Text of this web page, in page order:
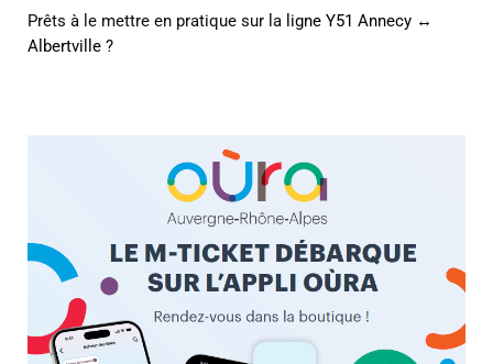
Prêts à le mettre en pratique sur la ligne Y51 Annecy ↔
Albertville ?